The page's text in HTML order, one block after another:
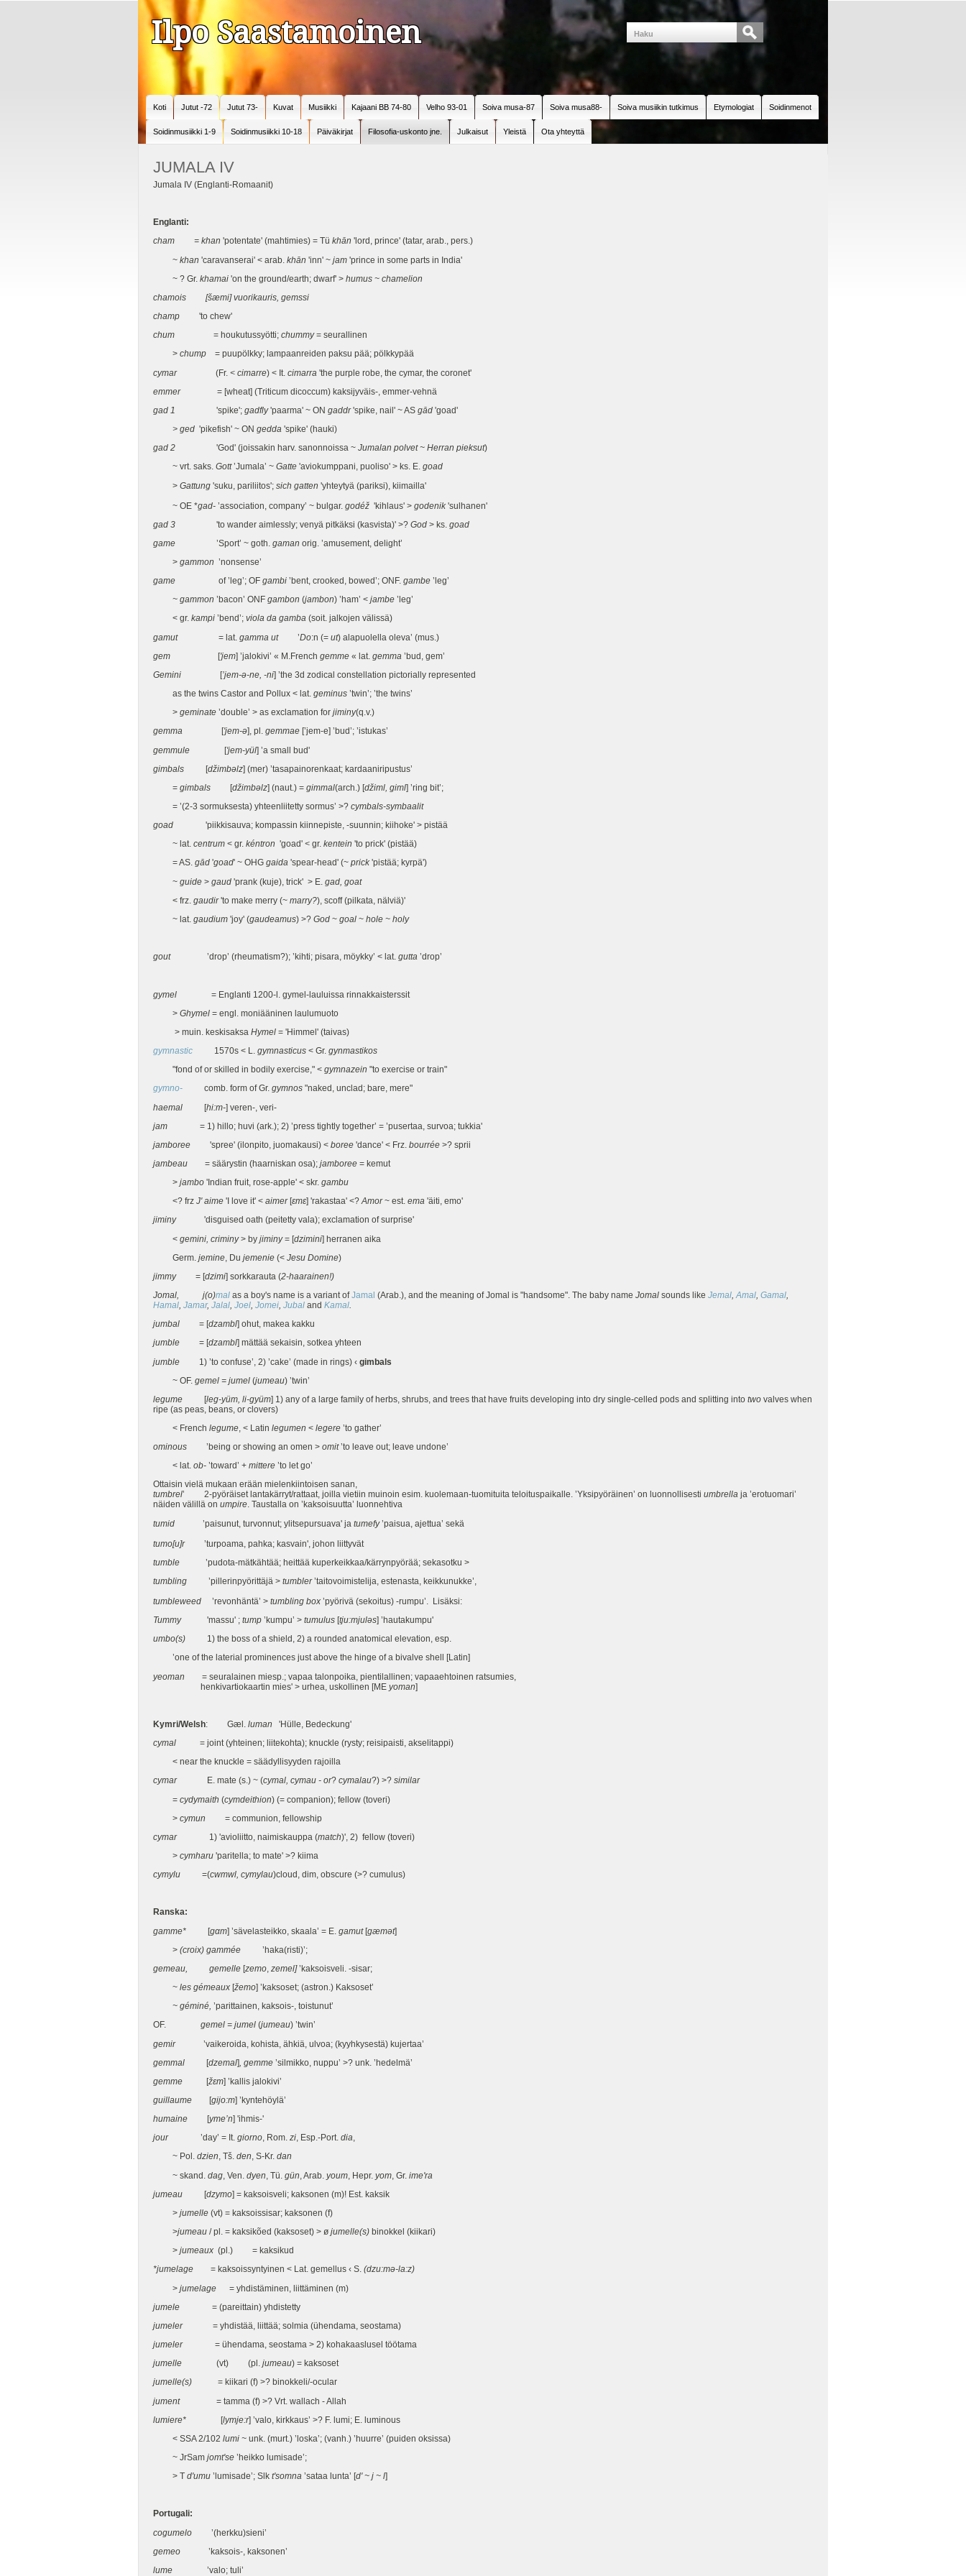
Ilpo Saastamoinen
Koti Jutut -72 Jutut 73- Kuvat Musiikki Kajaani BB 74-80 Velho 93-01 Soiva musa-87 Soiva musa88- Soiva musiikin tutkimus Etymologiat Soidinmenot
Soidinmusiikki 1-9 Soidinmusiikki 10-18 Päiväkirjat Filosofia-uskonto jne. Julkaisut Yleistä Ota yhteyttä
JUMALA IV
Jumala IV (Englanti-Romaanit)
Englanti:
cham = khan 'potentate' (mahtimies) = Tü khān 'lord, prince' (tatar, arab., pers.)
~ khan 'caravanserai' < arab. khān 'inn' ~ jam 'prince in some parts in India'
~ ? Gr. khamai 'on the ground/earth; dwarf' > humus ~ chamelion
chamois [šæmi] vuorikauris, gemssi
champ 'to chew'
chum = houkutussyötti; chummy= seurallinen
> chump = puupölkky; lampaanreiden paksu pää; pölkkypää
cymar(Fr. < cimarre) < It. cimarra 'the purple robe, the cymar, the coronet'
emmer= [wheat] (Triticum dicoccum) kaksijyväis-, emmer-vehnä
gad 1 'spike'; gadfly'paarma' ~ ON gaddr'spike, nail' ~ AS gād 'goad'
> ged 'pikefish' ~ ON gedda 'spike' (hauki)
gad 2 'God' (joissakin harv. sanonnoissa ~ Jumalan polvet ~ Herran pieksut)
~ vrt. saks. Gott’Jumala’ ~ Gatte 'aviokumppani, puoliso' > ks. E. goad
> Gattung 'suku, pariliitos'; sich gatten 'yhteytyä (pariksi), kiimailla'
~ OE *gad- ’association, company’ ~ bulgar. godéž 'kihlaus' > godenik'sulhanen'
gad 3 'to wander aimlessly; venyä pitkäksi (kasvista)' >? God > ks. goad
game ’Sport’ ~ goth. gaman orig. ’amusement, delight’
> gammon ’nonsense’
game of ’leg’; OF gambi ’bent, crooked, bowed’; ONF. gambe ’leg’
~ gammon ’bacon’ ONF gambon (jambon) ’ham’ < jambe ’leg’
< gr. kampi ’bend’; viola da gamba (soit. jalkojen välissä)
gamut= lat. gamma ut’Do:n (= ut) alapuolella oleva’ (mus.)
gem ['jem] ’jalokivi’ « M.French gemme « lat. gemma ’bud, gem’
Gemini [’jem-ə-ne, -ni] ’the 3d zodical constellation pictorially represented
as the twins Castor and Pollux < lat. geminus ’twin’; ’the twins’
> geminate ’double’ > as exclamation for jiminy(q.v.)
gemma ['jem-ə], pl. gemmae [’jem-e] ’bud’; ’istukas’
gemmule ['jem-yül] ’a small bud'
gimbals [džimbəlz] (mer) ’tasapainorenkaat; kardaaniripustus’
= gimbals [džimbəlz] (naut.) = gimmal(arch.) [džiml, giml] ’ring bit’;
= ’(2-3 sormuksesta) yhteenliitetty sormus’ >? cymbals-symbaalit
goad 'piikkisauva; kompassin kiinnepiste, -suunnin; kiihoke' > pistää
~ lat. centrum < gr. kéntron 'goad' < gr. kentein 'to prick' (pistää)
= AS. gād 'goad' ~ OHG gaida 'spear-head' (~ prick'pistää; kyrpä')
~ guide > gaud 'prank (kuje), trick' > E. gad, goat
< frz. gaudir'to make merry (~ marry?), scoff (pilkata, nälviä)'
~ lat. gaudium 'joy' (gaudeamus) >? God ~ goal ~ hole ~ holy
gout’drop’ (rheumatism?); ’kihti; pisara, möykky’ < lat. gutta ’drop’
gymel = Englanti 1200-l. gymel-lauluissa rinnakkaisterssit
> Ghymel = engl. moniääninen laulumuoto
> muin. keskisaksa Hymel = 'Himmel' (taivas)
gymnastic 1570s < L. gymnasticus < Gr. gynmastikos
"fond of or skilled in bodily exercise," < gymnazein "to exercise or train"
gymno- comb. form of Gr. gymnos "naked, unclad; bare, mere"
haemal [hi:m-] veren-, veri-
jam = 1) hillo; huvi (ark.); 2) ’press tightly together’ = ’pusertaa, survoa; tukkia'
jamboree 'spree' (ilonpito, juomakausi) < boree 'dance' < Frz. bourrée >? sprii
jambeau = säärystin (haarniskan osa); jamboree = kemut
> jambo 'Indian fruit, rose-apple' < skr. gambu
<? frz J' aime 'I love it' < aimer[εmε] 'rakastaa' <?Amor~ est. ema 'äiti, emo'
jiminy'disguised oath (peitetty vala); exclamation of surprise'
< gemini, criminy> by jiminy= [dzimini] herranen aika
Germ. jemine , Du jemenie (< Jesu Domine)
jimmy= [dzimi] sorkkarauta (2-haarainen!)
Jomal, j(o)mal as a boy's name is a variant ofJamal (Arab.), and the meaning of Jomal is "handsome". The baby name Jomal sounds like Jemal,Amal, Gamal,
Hamal, Jamar, Jalal, Joel, Jomei, Jubal and Kamal.
jumbal = [dzambl] ohut, makea kakku
jumble = [dzambl] mättää sekaisin, sotkea yhteen
jumble 1) ’to confuse’, 2) ’cake’ (made in rings) ‹ gimbals
~ OF. gemel = jumel (jumeau) ’twin’
legume [leg-yüm, li-gyüm] 1) any of a large family of herbs, shrubs, and trees that have fruits developing into dry single-celled pods and splitting into two valves when
ripe (as peas, beans, or clovers)
< French legume, < Latin legumen < legere ’to gather’
ominous ’being or showing an omen > omit’to leave out; leave undone’
< lat. ob- ’toward’ + mittere ’to let go’
Ottaisin vielä mukaan erään mielenkiintoisen sanan,
tumbrel’ 2-pyöräiset lantakärryt/rattaat, joilla vietiin muinoin esim. kuolemaan-tuomituita teloituspaikalle. ’Yksipyöräinen’ on luonnollisesti umbrella ja ’erotuomari’
näiden välillä on umpire. Taustalla on ’kaksoisuutta’ luonnehtiva
tumid ’paisunut, turvonnut; ylitsepursuava' ja tumefy’paisua, ajettua’ sekä
tumo[u]r’turpoama, pahka; kasvain', johon liittyvät
tumble ’pudota-mätkähtää; heittää kuperkeikkaa/kärrynpyörää; sekasotku >
tumbling ’pillerinpyörittäjä > tumbler’taitovoimistelija, estenasta, keikkunukke’,
tumbleweed ’revonhäntä’ > tumbling box ’pyörivä (sekoitus) -rumpu’. Lisäksi:
Tummy'massu' ; tump ’kumpu’ > tumulus [tju:mjuləs] ’hautakumpu'
umbo(s) 1) the boss of a shield, 2) a rounded anatomical elevation, esp.
’one of the laterial prominences just above the hinge of a bivalve shell [Latin]
yeoman = seuralainen miesp.; vapaa talonpoika, pientilallinen; vapaaehtoinen ratsumies,
henkivartiokaartin mies' > urhea, uskollinen [ME yoman]
Kymri/Welsh: Gæl. luman 'Hülle, Bedeckung'
cymal = joint (yhteinen; liitekohta); knuckle (rysty; reisipaisti, akselitappi)
< near the knuckle = säädyllisyyden rajoilla
cymar
E. mate (s.) ~ (cymal, cymau - or? cymalau?) >? similar
= cydymaith (cymdeithion) (= companion); fellow (toveri)
> cymun = communion, fellowship
cymar1) 'avioliitto, naimiskauppa (match)', 2) fellow (toveri)
> cymharu 'paritella; to mate' >? kiima
cymylu
=(cwmwl, cymylau)cloud, dim, obscure (>? cumulus)
Ranska:
gamme* [gαm] ’sävelasteikko, skaala’ = E. gamut[gæmət]
> (croix) gammée ’haka(risti)’;
gemeau, gemelle [zemo, zemel]’kaksoisveli. -sisar;
~ les gémeaux [žemo] ’kaksoset; (astron.) Kaksoset’
~ géminé, ’parittainen, kaksois-, toistunut’
OF. gemel = jumel (jumeau) ’twin’
gemir’vaikeroida, kohista, ähkiä, ulvoa; (kyyhkysestä) kujertaa’
gemmal [dzemal] , gemme ’silmikko, nuppu’ >? unk. ’hedelmä’
gemme [žεm] ’kallis jalokivi’
guillaume [gijo:m] ’kyntehöylä’
humaine [yme’n] 'ihmis-'
jour’day’ = It. giorno, Rom. zi, Esp.-Port. dia,
~ Pol. dzien, Tš. den, S-Kr. dan
~ skand. dag , Ven. dyen , Tü. gün , Arab. youm , Hepr. yom , Gr. ime'ra
jumeau [dzymo] = kaksoisveli; kaksonen (m)! Est. kaksik
> jumelle (vt) = kaksoissisar; kaksonen (f)
>jumeau / pl. = kaksikõed (kaksoset) > ø jumelle(s) binokkel (kiikari)
> jumeaux (pl.) = kaksikud
*jumelage = kaksoissyntyinen < Lat. gemellus ‹ S. (dzu:mə-la:z)
> jumelage = yhdistäminen, liittäminen (m)
jumele = (pareittain) yhdistetty
jumeler= yhdistää, liittää; solmia (ühendama, seostama)
jumeler= ühendama, seostama > 2) kohakaaslusel töötama
jumelle (vt) (pl. jumeau) = kaksoset
jumelle(s) = kiikari (f) >? binokkeli/-ocular
jument= tamma (f) >? Vrt. wallach - Allah
lumiere* [lymje:r] ’valo, kirkkaus’ >? F. lumi; E. luminous
< SSA 2/102 lumi ~ unk. (murt.) ’loska’; (vanh.) ’huurre’ (puiden oksissa)
~ JrSam jomt'se ’heikko lumisade’;
> T d'umu ’lumisade’; Slk t'somna ’sataa lunta’ [d' ~ j ~ l]
Portugali:
cogumelo ’(herkku)sieni’
gemeo ’kaksois-, kaksonen’
lume ’valo; tuli’